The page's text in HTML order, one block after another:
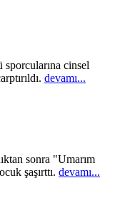
cinsel
devamı...
sonra "Umarım
şaşırttı. devamı...